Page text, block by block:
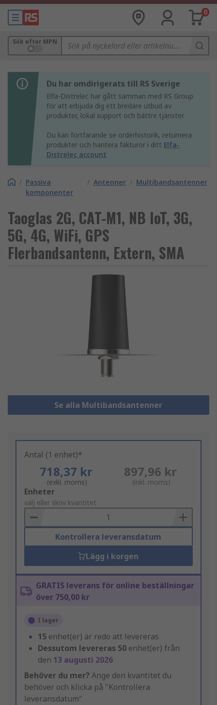
0
Sök efter MPN
Du har omdirigerats till RS Sverige
Elfa-Distrelec har gått samman med RS Group
för att erbjuda dig ett bredare utbud av
produkter, lokal support och bättre tjänster.
Du kan fortfarande se orderhistorik, returnera
produkter och hantera fakturor i ditt Elfa-
Distrelec account
/ Passiva
komponenter
/ Antenner / Multibandsantenner
Taoglas 2G, CAT-M1, NB IoT, 3G,
5G, 4G, WiFi, GPS
Flerbandsantenn, Extern, SMA
Se alla Multibandsantenner
Antal (1 enhet)*
718,37 kr
(exkl. moms)
897,96 kr
(inkl. moms)
Add
to
Basket
Enheter
välj eller skriv kvantitet
Kontrollera leveransdatum
Lägg i korgen
GRATIS leverans för online beställningar
över 750,00 kr
I lager
15 enhet(er) är redo att levereras
Dessutom levereras 50 enhet(er) från
den 13 augusti 2026
Behöver du mer? Ange den kvantitet du
behöver och klicka på "Kontrollera
leveransdatum"